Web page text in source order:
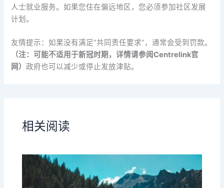
人士就业服务。如果您住在偏远地区，您必须参加社区发展
计划。
友情提示：如果没有满足“共同责任要求”，通常会受到罚款。
（注：可能不适用于新冠时期，详情请参阅Centrelink官
网）政府也可以减少或停止发放津贴。
相关阅读